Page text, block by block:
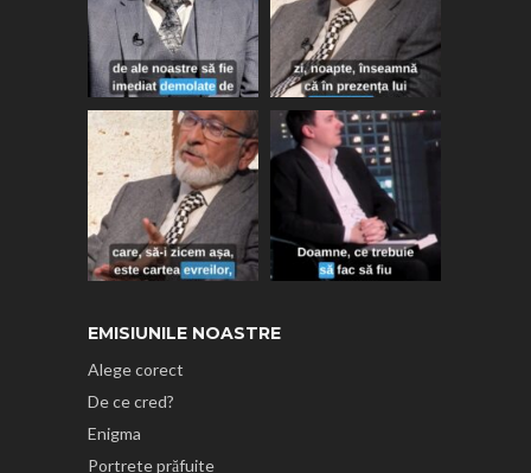
EMISIUNILE NOASTRE
Alege corect
De ce cred?
Enigma
Portrete prăfuite